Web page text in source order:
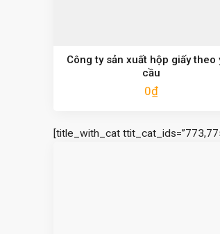
Công ty sản xuất hộp giấy theo
cầu
0₫
[title_with_cat